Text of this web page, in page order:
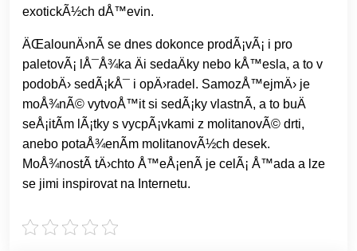
exotickÃ½ch dÅ™evin.
ÄŒalounÄ›nÃ­ se dnes dokonce prodÃ¡vÃ¡ i pro
paletovÃ¡ lÅ¯Å¾ka Äi sedaÄky nebo kÅ™esla, a to v
podobÄ› sedÃ¡kÅ¯ i opÄ›radel. SamozÅ™ejmÄ› je
moÅ¾nÃ© vytvoÅ™it si sedÃ¡ky vlastnÃ­, a to buÄ
seÅ¡itÃ­m lÃ¡tky s vycpÃ¡vkami z molitanovÃ© drti,
anebo potaÅ¾enÃ­m molitanovÃ½ch desek.
MoÅ¾nostÃ­ tÄ›chto Å™eÅ¡enÃ­ je celÃ¡ Å™ada a lze
se jimi inspirovat na Internetu.